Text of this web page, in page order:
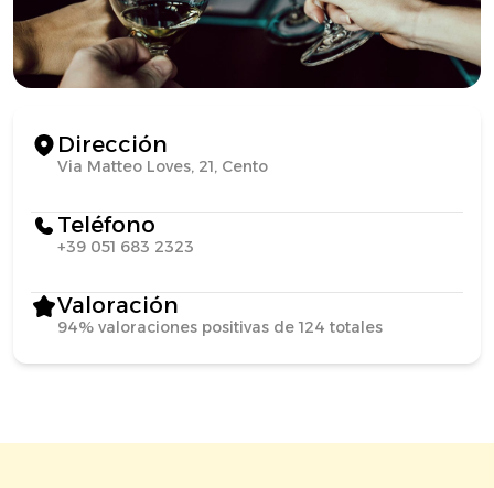
Dirección
Via Matteo Loves, 21, Cento
Teléfono
+39 051 683 2323
Valoración
94% valoraciones positivas de 124 totales